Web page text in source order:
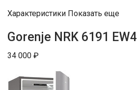
Характеристики Показать еще
Gorenje NRK 6191 EW4
34 000 ₽